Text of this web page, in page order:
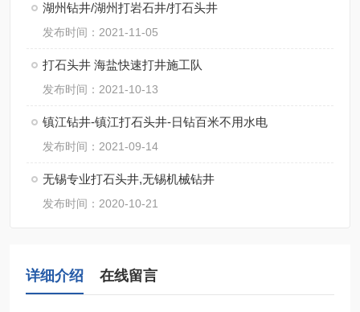
湖州钻井/湖州打岩石井/打石头井
发布时间：2021-11-05
打石头井 海盐快速打井施工队
发布时间：2021-10-13
镇江钻井-镇江打石头井-日钻百米不用水电
发布时间：2021-09-14
无锡专业打石头井,无锡机械钻井
发布时间：2020-10-21
详细介绍 在线留言